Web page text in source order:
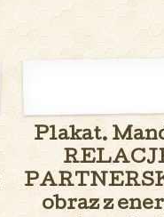
Plakat.
obraz z